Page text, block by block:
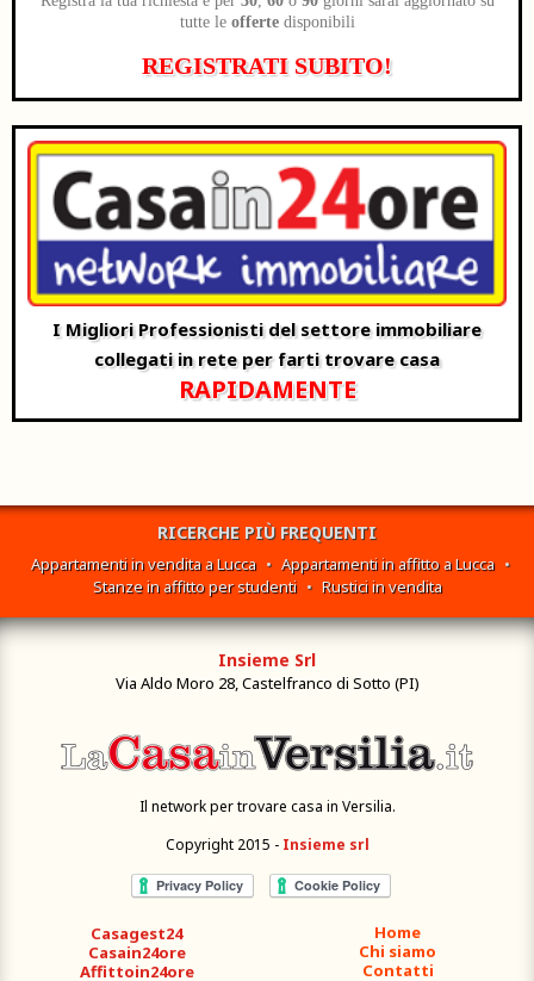
tutte le offertedisponibili
REGISTRATI SUBITO!
I Migliori Professionisti del settore immobiliare
collegati in rete per farti trovare casa
RAPIDAMENTE
RICERCHE PIÙ FREQUENTI
Appartamenti in vendita a Lucca • Appartamenti in affitto a Lucca •
Stanze in affitto per studenti • Rustici in vendita
Insieme Srl
Via Aldo Moro 28, Castelfranco di Sotto (PI)
Il network per trovare casa in Versilia.
Copyright 2015 - Insieme srl
Home
Chi siamo
Contatti
Casagest24
Casain24ore
Affittoin24ore